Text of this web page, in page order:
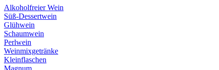
Alkoholfreier Wein
Süß-Dessertwein
Glühwein
Schaumwein
Perlwein
Weinmixgetränke
Kleinflaschen
Magnum